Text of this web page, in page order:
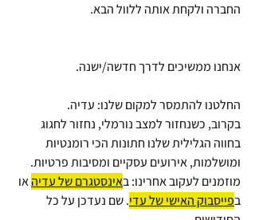
החברה ולקחת אותה ללוול הבא.
אנחנו ממשיכים לדרך חדשה/ישנה.
החלטנו להתמסר למקום שלנו: עדיה.
בקרוב, כשנחזור למצב נורמלי, נחזור לחגוג
בחווה הגלילית שלנו חתונות הכי רומנטיות
ומושלמות, אירועים עסקיים ומסיבות פרטיות.
מוזמנים לעקוב אחרינו: באינסטגרם של עדיה או
בפייסבוק האישי של עדי. שם נעדכן על כל